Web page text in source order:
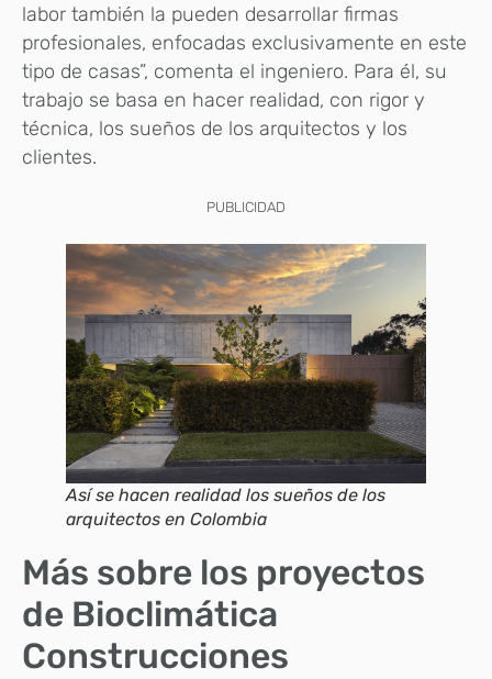
labor también la pueden desarrollar firmas
profesionales, enfocadas exclusivamente en este
tipo de casas”, comenta el ingeniero. Para él, su
trabajo se basa en hacer realidad, con rigor y
técnica, los sueños de los arquitectos y los
clientes.
PUBLICIDAD
Así se hacen realidad los sueños de los
arquitectos en Colombia
Más sobre los proyectos
de Bioclimática
Construcciones